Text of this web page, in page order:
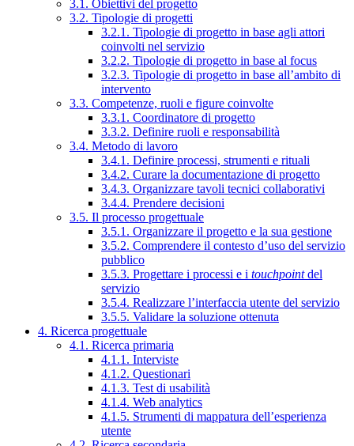
3.1. Obiettivi del progetto
3.2. Tipologie di progetti
3.2.1. Tipologie di progetto in base agli attori
coinvolti nel servizio
3.2.2. Tipologie di progetto in base al focus
3.2.3. Tipologie di progetto in base all’ambito di
intervento
3.3. Competenze, ruoli e figure coinvolte
3.3.1. Coordinatore di progetto
3.3.2. Definire ruoli e responsabilità
3.4. Metodo di lavoro
3.4.1. Definire processi, strumenti e rituali
3.4.2. Curare la documentazione di progetto
3.4.3. Organizzare tavoli tecnici collaborativi
3.4.4. Prendere decisioni
3.5. Il processo progettuale
3.5.1. Organizzare il progetto e la sua gestione
3.5.2. Comprendere il contesto d’uso del servizio
pubblico
3.5.3. Progettare i processi e i touchpointdel
servizio
3.5.4. Realizzare l’interfaccia utente del servizio
3.5.5. Validare la soluzione ottenuta
4. Ricerca progettuale
4.1. Ricerca primaria
4.1.1. Interviste
4.1.2. Questionari
4.1.3. Test di usabilità
4.1.4. Web analytics
4.1.5. Strumenti di mappatura dell’esperienza
utente